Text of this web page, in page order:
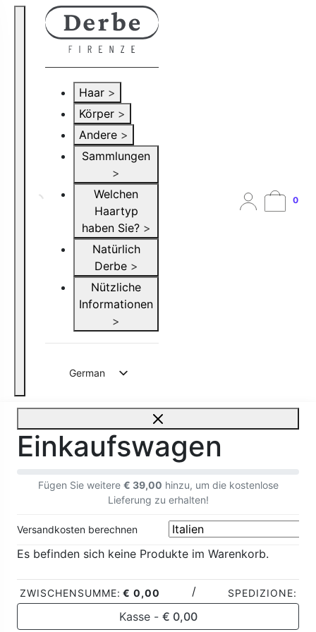
Haar >
Körper >
Andere >
Sammlungen
>
Welchen
Haartyp
haben Sie? >
Natürlich
Derbe >
Nützliche
Informationen
>
German
0
Einkaufswagen
Fügen Sie weitere € 39,00 hinzu, um die kostenlose
Lieferung zu erhalten!
Versandkosten berechnen
Es befinden sich keine Produkte im Warenkorb.
ZWISCHENSUMME: € 0,00 / SPEDIZIONE:
Kasse - € 0,00